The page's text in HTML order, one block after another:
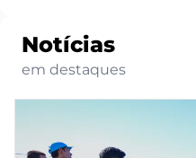
Notícias
em destaques